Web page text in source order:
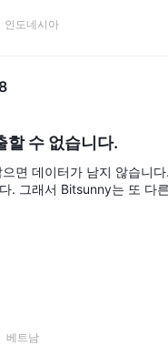
인도네시아
할 수 없습니다.
면 데이터가 남지 않습니
. 그래서 Bitsunny는 또 다
베트남